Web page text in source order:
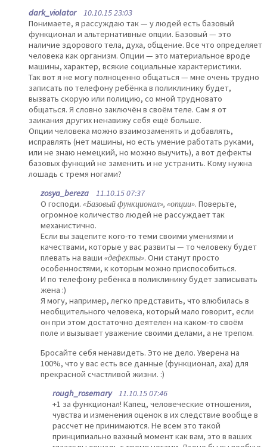
dark_violator10.10.15 23:03
Понимаете, я рассуждаю так — у людей есть базовый
функционал и альтернативные опции. Базовый — это
наличие здорового тела, духа, общение. Все что определяет
человека как организм. Опции — это материальное вроде
машины, характер, всякие социальные характеристики.
Так вот я не могу полноценно общаться — мне очень трудно
записать по телефону ребёнка в поликлинику будет,
вызвать скорую или полицию, со мной трудновато
общаться. Я словно заключён в своём теле. Сам я от
заикания других ненавижу себя ещё больше.
Опции человека можно взаимозаменять и добавлять,
исправлять (нет машины, но есть умение работать руками,
или не знаю немецкий, но можно выучить), а вот дефекты
базовых функций не заменить и не устранить. Кому нужна
лошадь с тремя ногами?
zosya_bereza 11.10.15 07:37
О господи. «Базовый функционал», «опции». Поверьте,
огромное количество людей не рассуждает так
механистично.
Если вы зацепите кого-то теми своими умениями и
качествами, которые у вас развиты — то человеку будет
плевать на ваши «дефекты». Они станут просто
особенностями, к которым можно приспособиться.
И по телефону ребёнка в поликлинику будет записывать
жена :)
Я могу, например, легко представить, что влюбилась в
необщительного человека, который мало говорит, если
он при этом достаточно деятелен на каком-то своём
поле и вызывает уважение своими делами, а не трепом.
Бросайте себя ненавидеть. Это не дело. Уверена на
100%, что у вас есть все данные (функционал, аха) для
прекрасной счастливой жизни. :)
rough_rosemary11.10.15 07:46
+1 за функционал! Капец, человеческие отношения,
чувства и изменения оценок в их следствие вообще в
рассчет не принимаются. Не всем это такой
принципиально важный момент как вам, это в ваших